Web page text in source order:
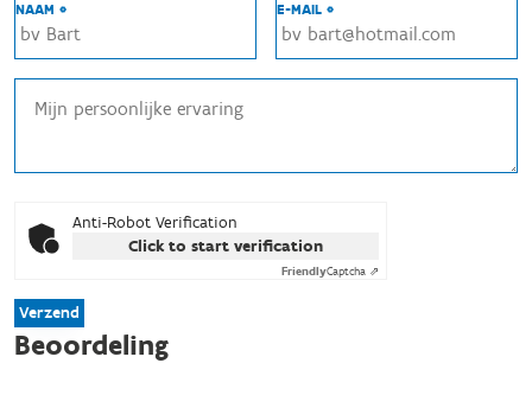
NAAM * E-MAIL *
Anti-Robot Verification
Click to start verification
FriendlyCaptcha ⇗
Verzend
Beoordeling